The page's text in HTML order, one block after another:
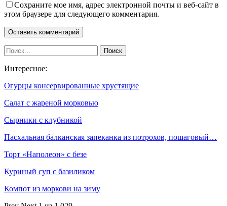
Сохраните мое имя, адрес электронной почты и веб-сайт в
этом браузере для следующего комментария.
Интересное:
Огурцы консервированные хрустящие
Салат с жареной морковью
Сырники с клубникой
Пасхальная балканская запеканка из потрохов, пошаговый…
Торт «Наполеон» с безе
Куриный суп с базиликом
Компот из моркови на зиму